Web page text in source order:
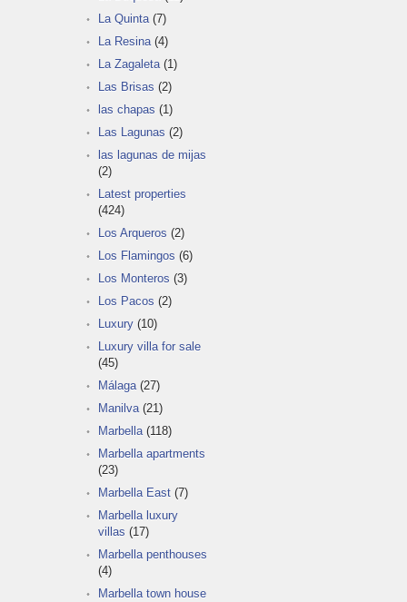
La Quinta(7)
La Resina(4)
La Zagaleta(1)
Las Brisas (2)
las chapas (1)
Las Lagunas (2)
las lagunas de mijas
(2)
Latest properties
(424)
Los Arqueros (2)
Los Flamingos (6)
Los Monteros (3)
Los Pacos (2)
Luxury (10)
Luxury villa for sale
(45)
Málaga(27)
Manilva(21)
Marbella(118)
Marbella apartments
(23)
Marbella East (7)
Marbella luxury
villas (17)
Marbella penthouses
(4)
Marbella town house